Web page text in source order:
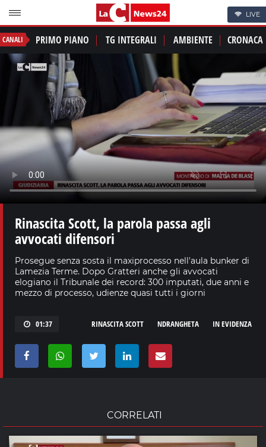
LIVE
CANALI PRIMO PIANO TG INTEGRALI AMBIENTE CRONACA
Rinascita Scott, la parola passa agli
avvocati difensori
Prosegue senza sosta il maxiprocesso nell'aula bunker di
Lamezia Terme. Dopo Gratteri anche gli avvocati
elogiano il Tribunale dei record: 300 imputati, due anni e
mezzo di processo, udienze quasi tutti i giorni
01:37 IN EVIDENZA
NDRANGHETA
RINASCITA SCOTT
CORRELATI